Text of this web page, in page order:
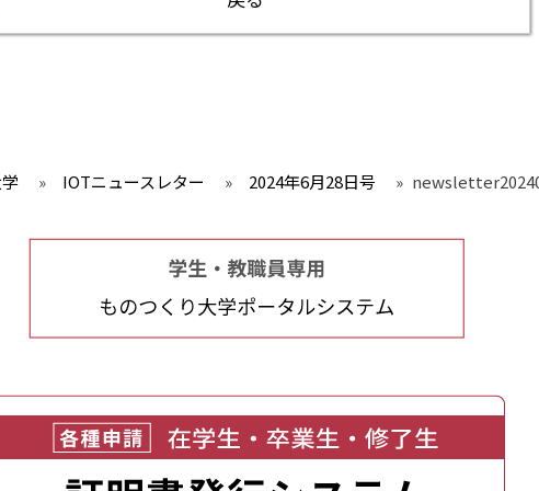
» IOTニュースレター » 2024年6月28日号 »